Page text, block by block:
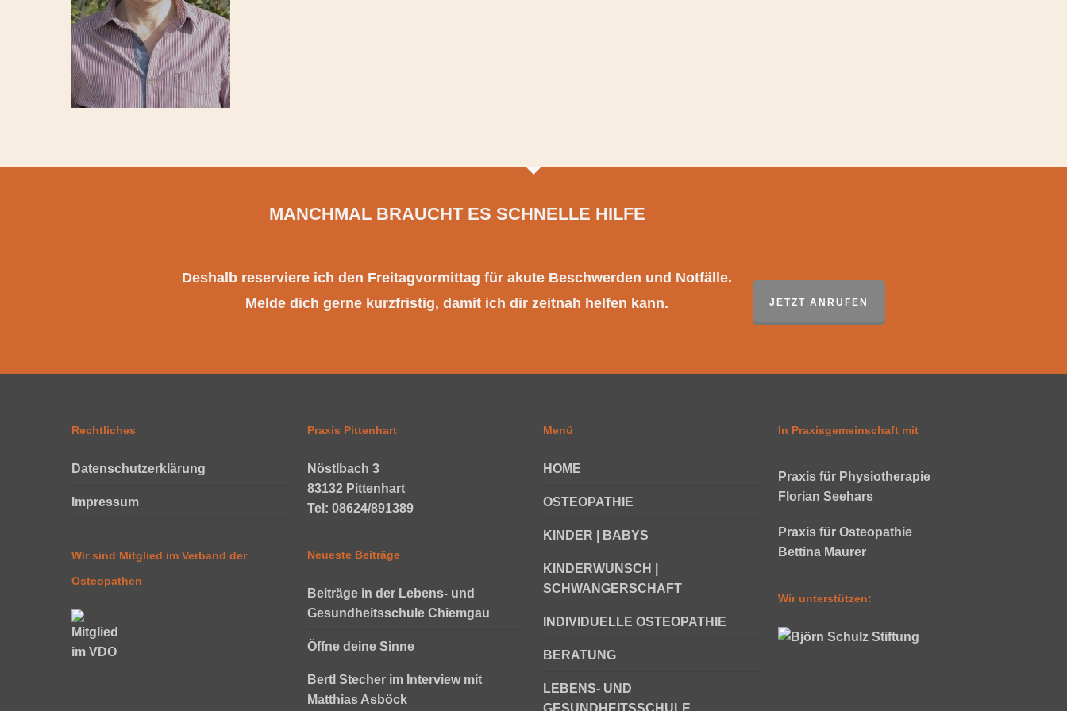
MANCHMAL BRAUCHT ES SCHNELLE HILFE
Deshalb reserviere ich den Freitagvormittag für akute Beschwerden und Notfälle.
Melde dich gerne kurzfristig, damit ich dir zeitnah helfen kann.
JETZT ANRUFEN
Rechtliches
Datenschutzerklärung
Impressum
Wir sind Mitglied im Verband der
Osteopathen
Praxis Pittenhart
Nöstlbach 3
83132 Pittenhart
Tel: 08624/891389
Neueste Beiträge
Beiträge in der Lebens- und
Gesundheitsschule Chiemgau
Öffne deine Sinne
Bertl Stecher im Interview mit
Matthias Asböck
Menü
HOME
OSTEOPATHIE
KINDER | BABYS
KINDERWUNSCH |
SCHWANGERSCHAFT
INDIVIDUELLE OSTEOPATHIE
BERATUNG
LEBENS- UND
GESUNDHEITSSCHULE
In Praxisgemeinschaft mit
Praxis für Physiotherapie
Florian Seehars
Praxis für Osteopathie
Bettina Maurer
Wir unterstützen: